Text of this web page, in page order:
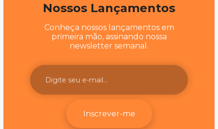
Nossos Lançamentos
Conheça nossos lançamentos em
primeira mão, assinando nossa
newsletter semanal.
Inscrever-me